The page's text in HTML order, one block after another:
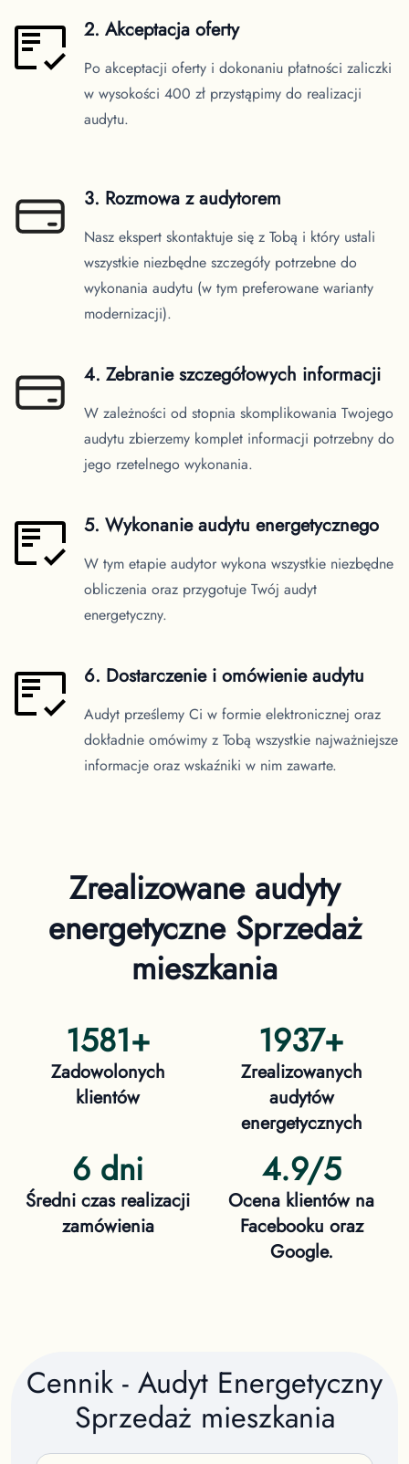
2. Akceptacja oferty
Po akceptacji oferty i dokonaniu płatności zaliczki
w wysokości 400 zł przystąpimy do realizacji
audytu.
3. Rozmowa z audytorem
Nasz ekspert skontaktuje się z Tobą i który ustali
wszystkie niezbędne szczegóły potrzebne do
wykonania audytu (w tym preferowane warianty
modernizacji).
4. Zebranie szczegółowych informacji
W zależności od stopnia skomplikowania Twojego
audytu zbierzemy komplet informacji potrzebny do
jego rzetelnego wykonania.
5. Wykonanie audytu energetycznego
W tym etapie audytor wykona wszystkie niezbędne
obliczenia oraz przygotuje Twój audyt
energetyczny.
6. Dostarczenie i omówienie audytu
Audyt prześlemy Ci w formie elektronicznej oraz
dokładnie omówimy z Tobą wszystkie najważniejsze
informacje oraz wskaźniki w nim zawarte.
Zrealizowane audyty
energetyczne Sprzedaż
mieszkania
1581+
Zadowolonych
klientów
1937+
Zrealizowanych
audytów
energetycznych
6 dni
Średni czas realizacji
zamówienia
4.9/5
Ocena klientów na
Facebooku oraz
Google.
Cennik - Audyt Energetyczny
Sprzedaż mieszkania